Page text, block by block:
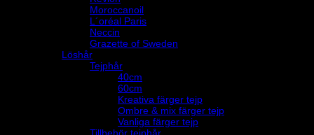
Moroccanoil
L´oréal Paris
Neccin
Grazette of Sweden
Löshår
Tejphår
40cm
60cm
Kreativa färger tejp
Ombre & mix färger tejp
Vanliga färger tejp
Tillbehör tejphår